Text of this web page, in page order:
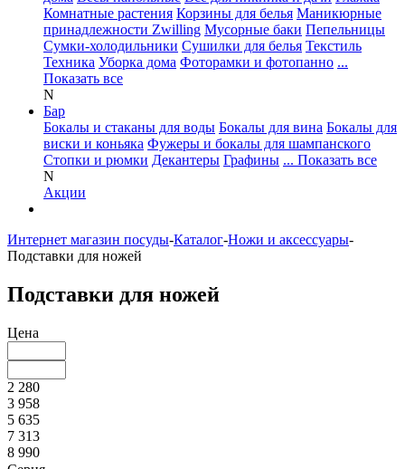
Комнатные растения Корзины для белья Маникюрные
принадлежности Zwilling Мусорные баки Пепельницы
Сумки-холодильники Сушилки для белья Текстиль
Техника Уборка дома Фоторамки и фотопанно ...
Показать все
N
Бар
Бокалы и стаканы для воды Бокалы для вина Бокалы для
виски и коньяка Фужеры и бокалы для шампанского
Стопки и рюмки Декантеры Графины ... Показать все
N
Акции
Интернет магазин посуды-Каталог-Ножи и аксессуары-
Подставки для ножей
Подставки для ножей
Цена
2 280
3 958
5 635
7 313
8 990